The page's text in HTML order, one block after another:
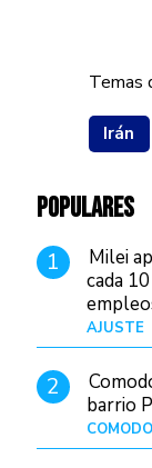
Temas
Irán
POPULARES
1
Milei
cada
AJUSTE
2
barrio